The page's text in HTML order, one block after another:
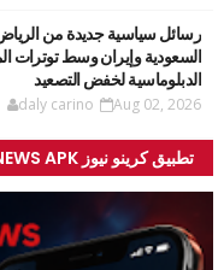
رسائل سياسية جديدة من
السعودية وإيران وسط توترات
الدبلوماسية لخفض التصعيد
daly carino Aug 02, 2026
تطبيق كرينو نيوز CARINONEWS APK